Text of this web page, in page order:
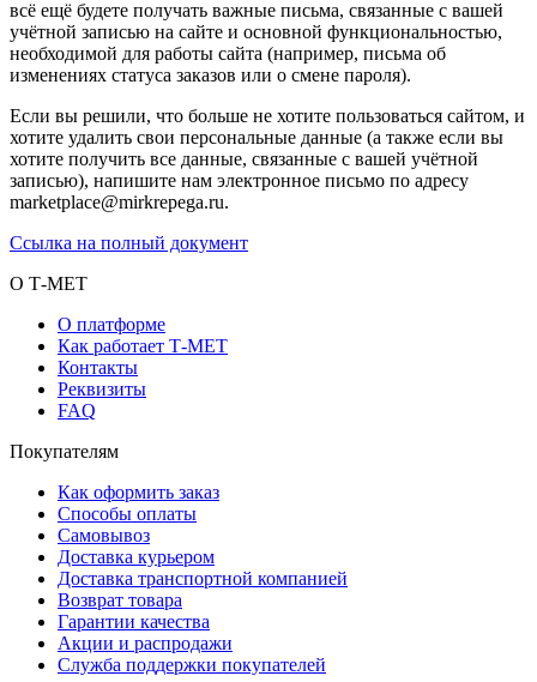
всё ещё будете получать важные письма, связанные с вашей
учётной записью на сайте и основной функциональностью,
необходимой для работы сайта (например, письма об
изменениях статуса заказов или о смене пароля).
Если вы решили, что больше не хотите пользоваться сайтом, и
хотите удалить свои персональные данные (а также если вы
хотите получить все данные, связанные с вашей учётной
записью), напишите нам электронное письмо по адресу
marketplace@mirkrepega.ru.
Ссылка на полный документ
О Т-МЕТ
О платформе
Как работает Т-МЕТ
Контакты
Реквизиты
FAQ
Покупателям
Как оформить заказ
Способы оплаты
Самовывоз
Доставка курьером
Доставка транспортной компанией
Возврат товара
Гарантии качества
Акции и распродажи
Служба поддержки покупателей